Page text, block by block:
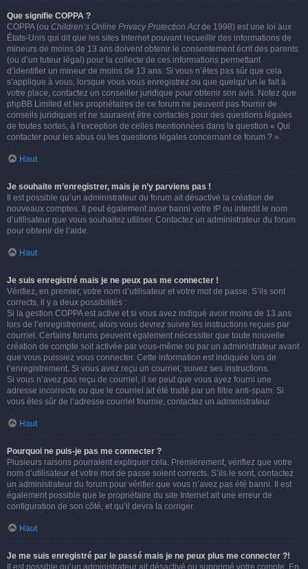
Que signifie COPPA ?
COPPA (ou Children’s Online Privacy Protection Actde 1998) est une loi aux
États-Unis qui dit que les sites Internet pouvant recueillir des informations de
mineurs de moins de 13 ans doivent obtenir le consentement écrit des parents
(ou d’un tuteur légal) pour la collecte de ces informations permettant
d’identifier un mineur de moins de 13 ans. Si vous n’êtes pas sûr que cela
s’applique à vous, lorsque vous vous enregistrez ou que quelqu’un le fait à
votre place, contactez un conseiller juridique pour obtenir son avis. Notez que
phpBB Limited et les propriétaires de ce forum ne peuvent pas fournir de
conseils juridiques et ne sauraient être contactés pour des questions légales
de toutes sortes, à l’exception de celles mentionnées dans la question « Qui
contacter pour les abus ou les questions légales concernant ce forum ? ».
Haut
Je souhaite m’enregistrer, mais je n’y parviens pas !
Il est possible qu’un administrateur du forum ait désactivé la création de
nouveaux comptes. Il peut également avoir banni votre IP ou interdit le nom
d’utilisateur que vous souhaitez utiliser. Contactez un administrateur du forum
pour obtenir de l’aide.
Haut
Je suis enregistré mais je ne peux pas me connecter !
Vérifiez, en premier, votre nom d’utilisateur et votre mot de passe. S’ils sont
corrects, il y a deux possibilités :
Si la gestion COPPA est active et si vous avez indiqué avoir moins de 13 ans
lors de l’enregistrement, alors vous devrez suivre les instructions reçues par
courriel. Certains forums peuvent également nécessiter que toute nouvelle
création de compte soit activée par vous-même ou par un administrateur avant
que vous puissiez vous connecter. Cette information est indiquée lors de
l’enregistrement. Si vous avez reçu un courriel, suivez ses instructions.
Si vous n’avez pas reçu de courriel, il se peut que vous ayez fourni une
adresse incorrecte ou que le courriel ait été traité par un filtre anti-spam. Si
vous êtes sûr de l’adresse courriel fournie, contactez un administrateur.
Haut
Pourquoi ne puis-je pas me connecter ?
Plusieurs raisons pourraient expliquer cela. Premièrement, vérifiez que votre
nom d’utilisateur et votre mot de passe soient corrects. S’ils le sont, contactez
un administrateur du forum pour vérifier que vous n’avez pas été banni. Il est
également possible que le propriétaire du site Internet ait une erreur de
configuration de son côté, et qu’il devra la corriger.
Haut
Je me suis enregistré par le passé mais je ne peux plus me connecter ?!
Il est possible qu’un administrateur ait désactivé ou supprimé votre compte. En